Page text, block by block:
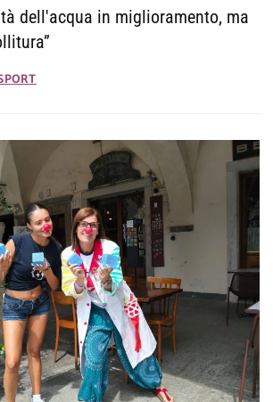
dell'acqua in miglioramento, ma